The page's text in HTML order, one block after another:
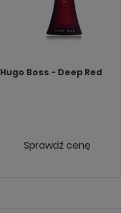
Hugo Boss - Deep Red
Sprawdź cenę